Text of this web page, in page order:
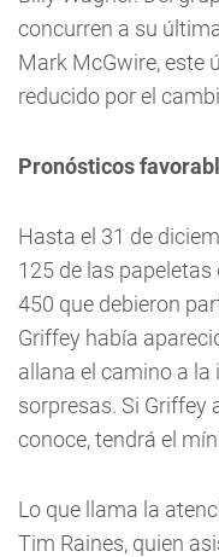
concurren a su
Mark McGwire, este
reducido por el
Pronósticos
Hasta el 31 de
125 de las
450 que debieron
Griffey había
allana el camino a
sorpresas. Si Griffey
conoce, tendrá el
Lo que llama la
Tim Raines, quien